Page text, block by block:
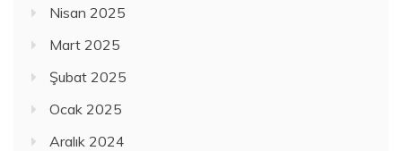
Nisan 2025
Mart 2025
Şubat 2025
Ocak 2025
Aralık 2024